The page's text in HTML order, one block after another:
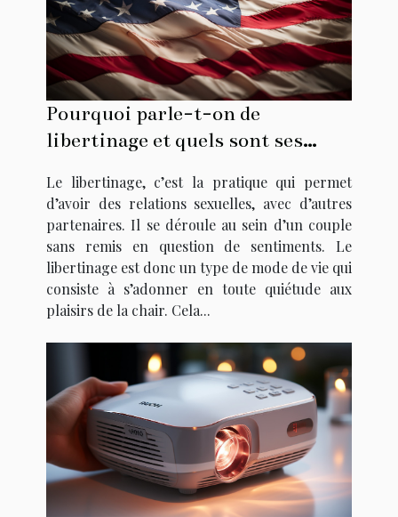
Pourquoi parle-t-on de
libertinage et quels sont ses
Le libertinage, c’est la pratique qui permet
d’avoir des relations sexuelles, avec d’autres
partenaires. Il se déroule au sein d’un couple
sans remis en question de sentiments. Le
libertinage est donc un type de mode de vie qui
consiste à s’adonner en toute quiétude aux
plaisirs de la chair. Cela...